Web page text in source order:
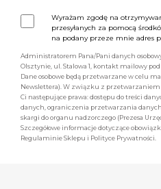
Wyrażam zgodę na
przesyłanych za pomocą
na podany przeze mnie adres
Administratorem Pana/Pani danych
Olsztynie, ul. Stalowa 1, kontakt mailowy
Dane osobowe będą przetwarzane w celu
Newslettera). W związku z przetwarzaniem
Ci następujące prawa: dostępu do treści
danych, ograniczenia przetwarzania
skargi do organu nadzorczego (Prezesa
Szczegółowe informacje dotyczące
Regulaminie Sklepu i Polityce Prywatności.